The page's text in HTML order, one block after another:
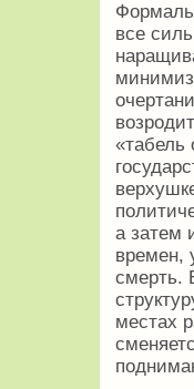
все
«табель
а затем
времен,
смерть.
местах